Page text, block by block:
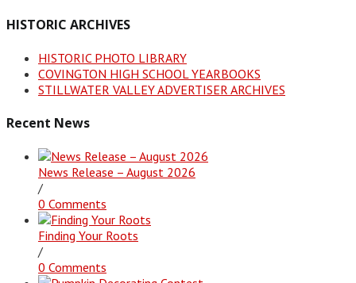
HISTORIC ARCHIVES
HISTORIC PHOTO LIBRARY
COVINGTON HIGH SCHOOL YEARBOOKS
STILLWATER VALLEY ADVERTISER ARCHIVES
Recent News
News Release – August 2026
/
0 Comments
Finding Your Roots
/
0 Comments